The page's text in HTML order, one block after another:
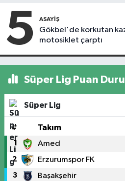
5 ASAYIŞ
Gökbel'de korkutan
motosiklet çarptı
Süper Lig Puan
Süper Lig
# Takım
1 Amed
2 Erzurumspor FK
3 Başakşehir